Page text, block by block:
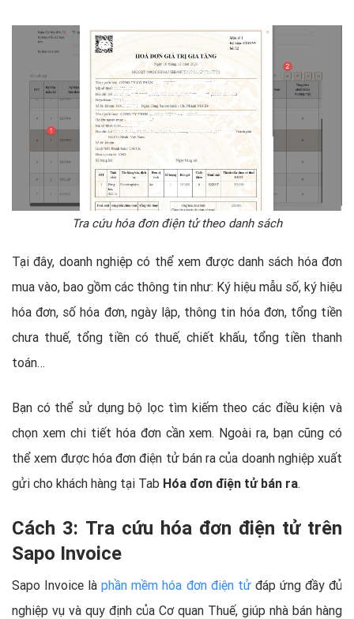
Tra cứu hóa đơn điện tử theo danh sách
Tại đây, doanh nghiệp có thể xem được danh sách hóa đơn
mua vào, bao gồm các thông tin như: Ký hiệu mẫu số, ký hiệu
hóa đơn, số hóa đơn, ngày lập, thông tin hóa đơn, tổng tiền
chưa thuế, tổng tiền có thuế, chiết khấu, tổng tiền thanh
toán…
Bạn có thể sử dụng bộ lọc tìm kiếm theo các điều kiện và
chọn xem chi tiết hóa đơn cần xem. Ngoài ra, bạn cũng có
thể xem được hóa đơn điện tử bán ra của doanh nghiệp xuất
gửi cho khách hàng tại Tab Hóa đơn điện tử bán ra.
Cách 3: Tra cứu hóa đơn điện tử trên
Sapo Invoice
Sapo Invoice làphần mềm hóa đơn điện tửđáp ứng đầy đủ
nghiệp vụ và quy định của Cơ quan Thuế, giúp nhà bán hàng